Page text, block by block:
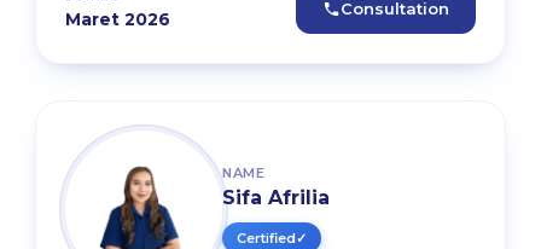
Maret 2026 Consultation
NAME
Sifa Afrilia
Certified✓